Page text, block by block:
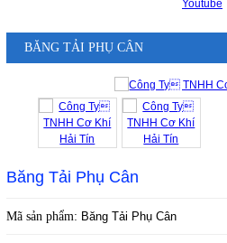
BĂNG TẢI PHỤ CÂN
Băng Tải Phụ Cân
Mã sản phẩm: Băng Tải Phụ Cân